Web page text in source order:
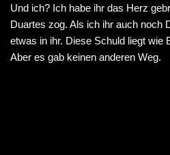
Und ich? Ich habe ihr das Herz
Duartes zog. Als ich ihr auch noch
etwas in ihr. Diese Schuld liegt wie
Aber es gab keinen anderen Weg.